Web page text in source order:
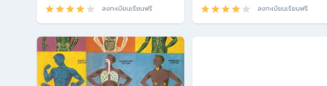
ลงทะเบียนเรียนฟรี ลงทะเบียนเรียนฟรี